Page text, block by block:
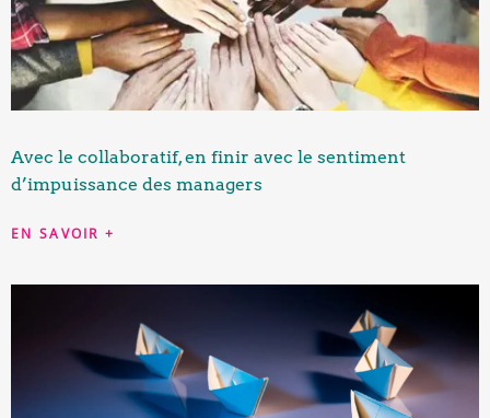
Avec le collaboratif, en finir avec le sentiment
d’impuissance des managers
EN SAVOIR +